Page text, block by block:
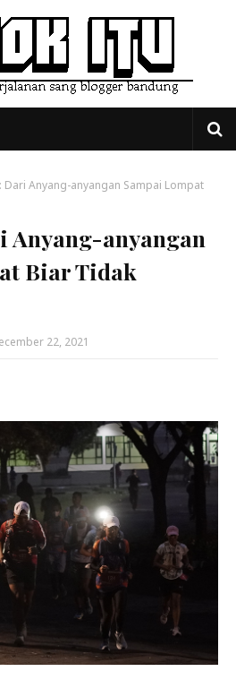
Dari Anyang-anyangan Sampai Lompat
Anyang-anyangan
Biar Tidak
22, 2021